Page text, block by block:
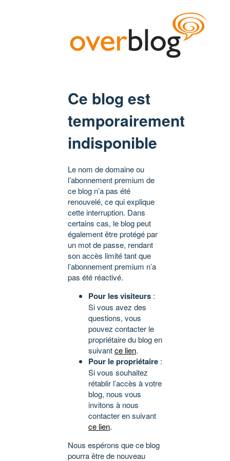
Ce blog est
temporairement
indisponible
Le nom de domaine ou
l’abonnement premium de
ce blog n’a pas été
renouvelé, ce qui explique
cette interruption. Dans
certains cas, le blog peut
également être protégé par
un mot de passe, rendant
son accès limité tant que
l’abonnement premium n’a
pas été réactivé.
Pour les visiteurs :
Si vous avez des
questions, vous
pouvez contacter le
propriétaire du blog en
suivantce lien.
Pour le propriétaire :
Si vous souhaitez
rétablir l’accès à votre
blog, nous vous
invitons à nous
contacter en suivant
ce lien.
Nous espérons que ce blog
pourra être de nouveau